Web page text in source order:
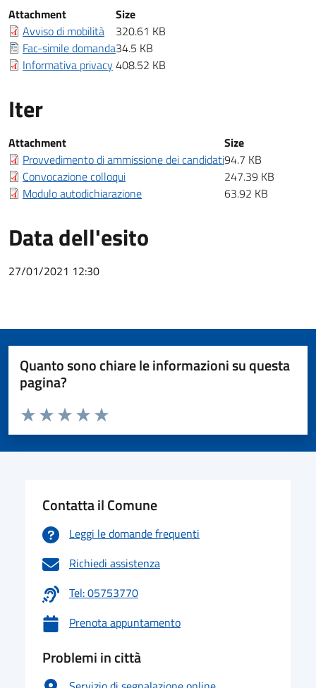
Documentazione a corredo
Attachment
Size
Avviso di mobilità
320.61 KB
Fac-simile domanda34.5 KB
Informativa privacy 408.52 KB
Iter
Iter
Attachment
Size
Provvedimento di ammissione dei candidati94.7 KB
Convocazione colloqui
247.39 KB
Modulo autodichiarazione
63.92 KB
Data dell'esito
27/01/2021 12:30
Quanto sono chiare le informazioni su questa
pagina?
Valuta da 1 a 5 stelle la pagina
Valuta 5 stelle su 5
Valuta 4 stelle su 5
Valuta 3 stelle su 5
Valuta 2 stelle su 5
Valuta 1 stelle su 5
Contatta il Comune
Leggi le domande frequenti
Richiedi assistenza
Tel: 05753770
Prenota appuntamento
Problemi in città